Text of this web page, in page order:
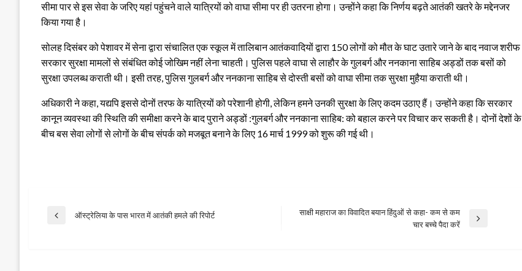
सीमा पार से इस सेवा के जरिए यहां पहुंचने वाले यात्रियों को वाघा सीमा पर ही उतरना होगा। उन्होंने कहा कि निर्णय बढ़ते आतंकी खतरे के मद्देनजर
किया गया है।
सोलह दिसंबर को पेशावर में सेना द्वारा संचालित एक स्कूल में तालिबान आतंकवादियों द्वारा 150 लोगों को मौत के घाट उतारे जाने के बाद नवाज शरीफ
सरकार सुरक्षा मामलों से संबंधित कोई जोखिम नहीं लेना चाहती। पुलिस पहले वाघा से लाहौर के गुलबर्ग और ननकाना साहिब अड्डों तक बसों को
सुरक्षा उपलब्ध कराती थी। इसी तरह, पुलिस गुलबर्ग और ननकाना साहिब से दोस्ती बसों को वाघा सीमा तक सुरक्षा मुहैया कराती थी।
अधिकारी ने कहा, यद्यपि इससे दोनों तरफ के यात्रियों को परेशानी होगी, लेकिन हमने उनकी सुरक्षा के लिए कदम उठाए हैं। उन्होंने कहा कि सरकार
कानून व्यवस्था की स्थिति की समीक्षा करने के बाद पुराने अड्डों :गुलबर्ग और ननकाना साहिब: को बहाल करने पर विचार कर सकती है। दोनों देशों के
बीच बस सेवा लोगों से लोगों के बीच संपर्क को मजबूत बनाने के लिए 16 मार्च 1999 को शुरू की गई थी।
Post
Previous
ऑस्ट्रेलिया के पास भारत में आतंकी हमले की रिपोर्ट
साक्षी महाराज का विवादित बयान हिंदुओं से कहा- कम से कम
चार बच्चे पैदा करें